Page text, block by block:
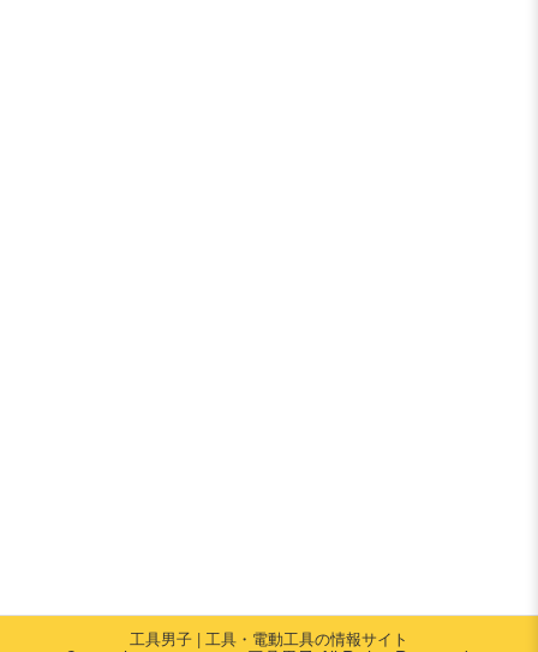
工具男子 | 工具・電動工具の情報サイト